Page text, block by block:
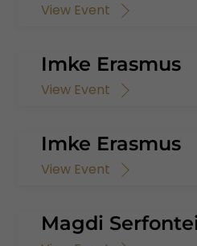
View Event
Imke Erasmus
View Event
Imke Erasmus
View Event
Magdi